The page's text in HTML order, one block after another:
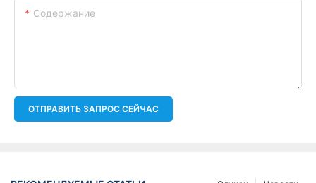
Содержание
ОТПРАВИТЬ ЗАПРОС СЕЙЧАС